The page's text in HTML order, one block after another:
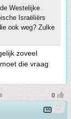
Westelijke
Israëliërs
ook weg? Zulke
zoveel
die vraag